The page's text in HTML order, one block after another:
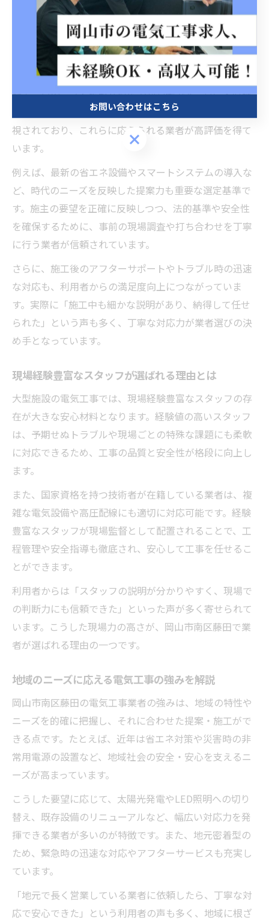
体制が整っています。
おすすめ業者が提供する施行品質と対応力に注目
岡山市南区藤田でおすすめされている電気工事業者は、
施工品質の高さと柔軟な対応力が特徴です。特に大型施
設では、工期厳守や安全対策、細かな要望への対応が重
視されており、これらに応えられる業者が高評価を得て
います。
例えば、最新の省エネ設備やスマートシステムの導入な
ど、時代のニーズを反映した提案力も重要な選定基準で
す。施主の要望を正確に反映しつつ、法的基準や安全性
を確保するために、事前の現場調査や打ち合わせを丁寧
に行う業者が信頼されています。
さらに、施工後のアフターサポートやトラブル時の迅速
な対応も、利用者からの満足度向上につながっていま
す。実際に「施工中も細かな説明があり、納得して任せ
られた」という声も多く、丁寧な対応力が業者選びの決
め手となっています。
現場経験豊富なスタッフが選ばれる理由とは
大型施設の電気工事では、現場経験豊富なスタッフの存
在が大きな安心材料となります。経験値の高いスタッフ
は、予期せぬトラブルや現場ごとの特殊な課題にも柔軟
に対応できるため、工事の品質と安全性が格段に向上し
ます。
また、国家資格を持つ技術者が在籍している業者は、複
雑な電気設備や高圧配線にも適切に対応可能です。経験
豊富なスタッフが現場監督として配置されることで、工
程管理や安全指導も徹底され、安心して工事を任せるこ
とができます。
利用者からは「スタッフの説明が分かりやすく、現場で
の判断力にも信頼できた」といった声が多く寄せられて
います。こうした現場力の高さが、岡山市南区藤田で業
者が選ばれる理由の一つです。
地域のニーズに応える電気工事の強みを解説
岡山市南区藤田の電気工事業者の強みは、地域の特性や
ニーズを的確に把握し、それに合わせた提案・施工がで
きる点です。たとえば、近年は省エネ対策や災害時の非
常用電源の設置など、地域社会の安全・安心を支えるニ
ーズが高まっています。
こうした要望に応じて、太陽光発電やLED照明への切り
替え、既存設備のリニューアルなど、幅広い対応力を発
揮できる業者が多いのが特徴です。また、地元密着型の
ため、緊急時の迅速な対応やアフターサービスも充実し
ています。
「地元で長く営業している業者に依頼したら、丁寧な対
応で安心できた」という利用者の声も多く、地域に根ざ
お問い合わせはこちら
お問い合わせはこちら